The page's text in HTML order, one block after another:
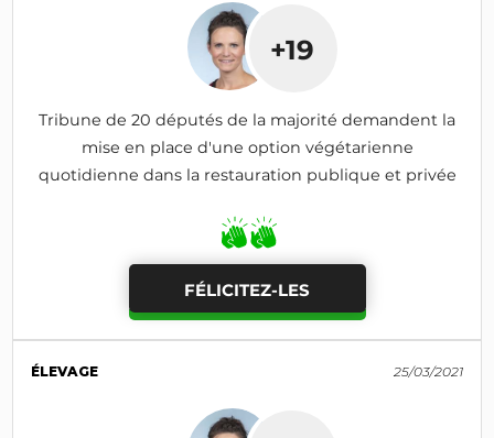
+19
Tribune de 20 députés de la majorité demandent la
mise en place d'une option végétarienne
quotidienne dans la restauration publique et privée
FÉLICITEZ-LES
ÉLEVAGE 25/03/2021